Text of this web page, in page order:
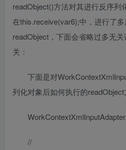
readObject()方法对其进行反序列
在this.receive(var6);中，进行了
readObject，下面会省略过多无
关：
下面是对
列化对象后如何执行的
//